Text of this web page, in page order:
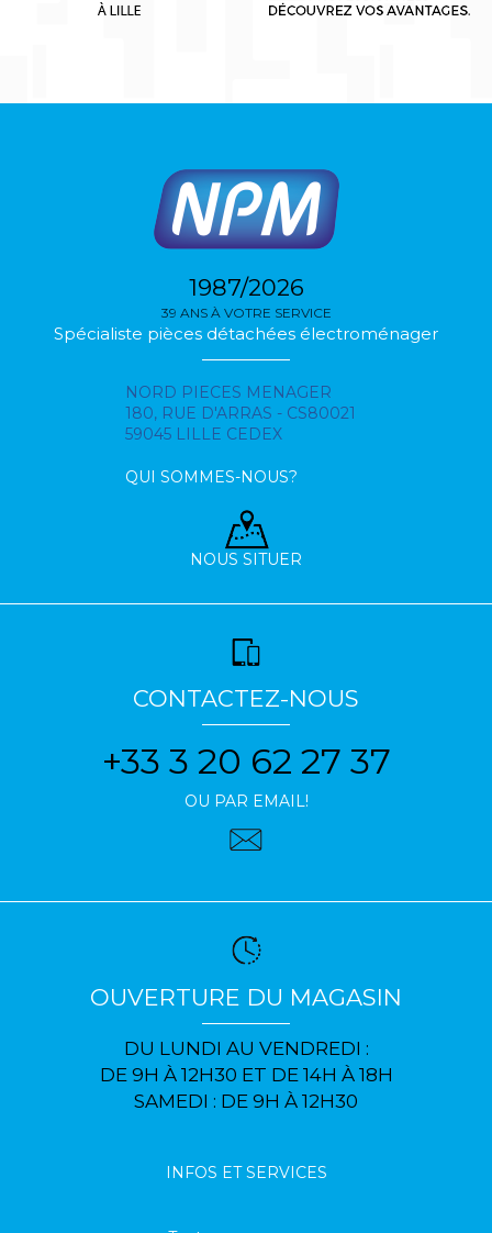
1987/2026
39 ANS À VOTRE SERVICE
Spécialiste pièces détachées électroménager
NORD PIECES MENAGER
180, RUE D'ARRAS - CS80021
59045 LILLE CEDEX
QUI SOMMES-NOUS?
NOUS SITUER
CONTACTEZ-NOUS
+33 3 20 62 27 37
OU PAR EMAIL!
OUVERTURE DU MAGASIN
DU LUNDI AU VENDREDI :
DE 9H À 12H30 ET DE 14H À 18H
SAMEDI : DE 9H À 12H30
INFOS ET SERVICES